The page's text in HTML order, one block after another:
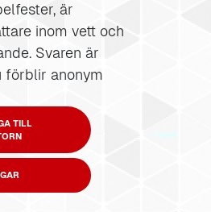
är
inom vett och
Svaren är
förblir anonym
TILL